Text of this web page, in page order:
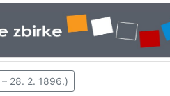
28. 2. 1896.)